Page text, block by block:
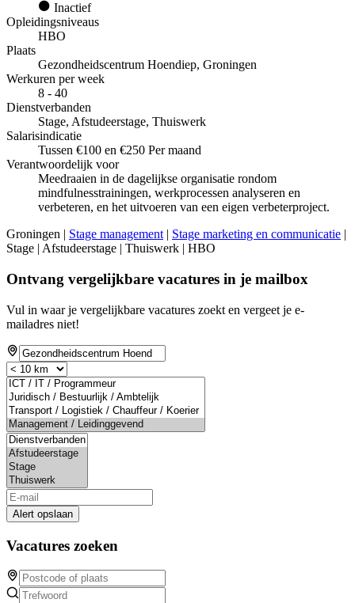
Inactief
Opleidingsniveaus
HBO
Plaats
Gezondheidscentrum Hoendiep, Groningen
Werkuren per week
8 - 40
Dienstverbanden
Stage, Afstudeerstage, Thuiswerk
Salarisindicatie
Tussen €100 en €250 Per maand
Verantwoordelijk voor
Meedraaien in de dagelijkse organisatie rondom
mindfulnesstrainingen, werkprocessen analyseren en
verbeteren, en het uitvoeren van een eigen verbeterproject.
Groningen | Stage management | Stage marketing en communicatie |
Stage | Afstudeerstage | Thuiswerk | HBO
Ontvang vergelijkbare vacatures in je mailbox
Vul in waar je vergelijkbare vacatures zoekt en vergeet je e-
mailadres niet!
Alert opslaan
Vacatures zoeken